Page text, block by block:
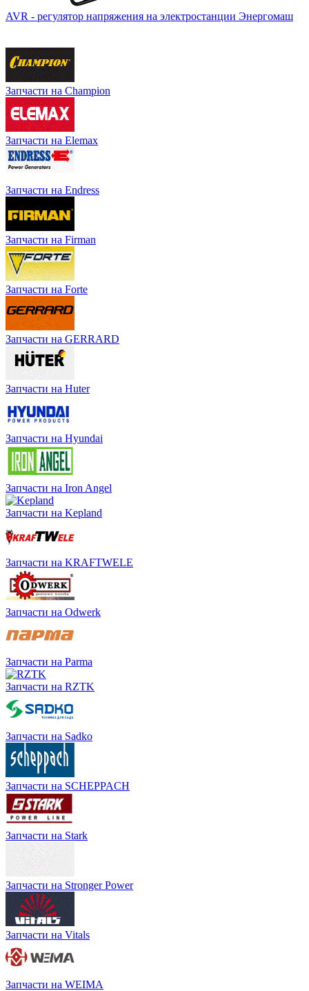
AVR - регулятор напряжения на электростанции Энергомаш
Запчасти на Champion
Запчасти на Elemax
Запчасти на Endress
Запчасти на Firman
Запчасти на Forte
Запчасти на GERRARD
Запчасти на Huter
Запчасти на Hyundai
Запчасти на Iron Angel
Запчасти на Kepland
Запчасти на KRAFTWELE
Запчасти на Odwerk
Запчасти на Parma
Запчасти на RZTK
Запчасти на Sadko
Запчасти на SCHEPPACH
Запчасти на Stark
Запчасти на Stronger Power
Запчасти на Vitals
Запчасти на WEIMA